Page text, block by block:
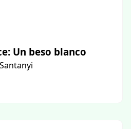
Un beso blanco
Santanyi